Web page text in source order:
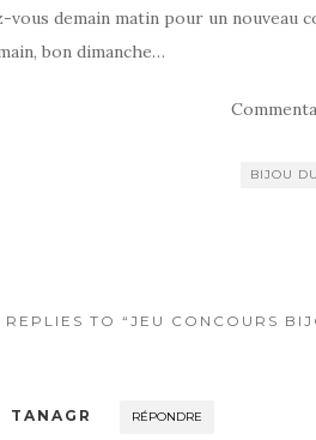
vous demain matin pour un nouveau
bon dimanche…
BIJOU
REPLIES TO “JEU CONCOURS
TANAGR RÉPONDRE